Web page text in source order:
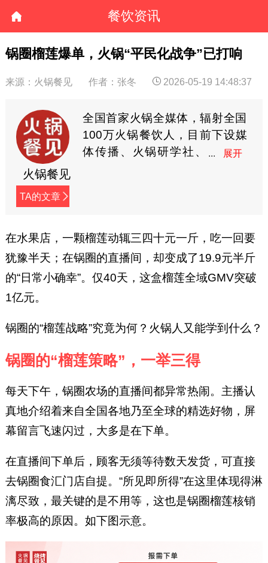
餐饮资讯
锅圈榴莲爆单，火锅“平民化战争”已打响
来源：火锅餐见 作者：张冬 2026-05-19 14:48:37
火锅餐见
TA的文章
全国首家火锅全媒体，辐射全国
100万火锅餐饮人，目前下设媒
体传播、火锅研学社、
在水果店，一颗榴莲动辄三四十元一斤，吃一回要
犹豫半天；在锅圈的直播间，却变成了19.9元半斤
的“日常小确幸”。仅40天，这盒榴莲全域GMV突破
1亿元。
锅圈的“榴莲战略”究竟为何？火锅人又能学到什么？
锅圈的“榴莲策略”，一举三得
每天下午，锅圈农场的直播间都异常热闹。主播认
真地介绍着来自全国各地乃至全球的精选好物，屏
幕留言飞速闪过，大多是在下单。
在直播间下单后，顾客无须等待数天发货，可直接
去锅圈食汇门店自提。“所见即所得”在这里体现得淋
漓尽致，最关键的是不用等，这也是锅圈榴莲核销
率极高的原因。如下图示意。